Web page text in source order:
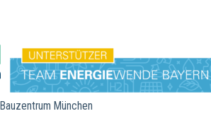
München